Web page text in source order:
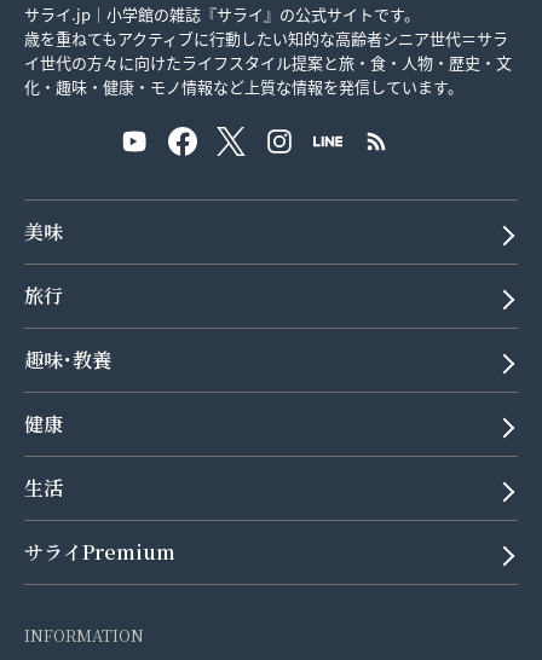
サライ.jp｜小学館の雑誌『サライ』の公式サイトです。
歳を重ねてもアクティブに行動したい知的な高齢者シニア世代＝サラ
イ世代の方々に向けたライフスタイル提案と旅・食・人物・歴史・文
化・趣味・健康・モノ情報など上質な情報を発信しています。
美味
旅行
趣味･教養
健康
生活
サライPremium
INFORMATION